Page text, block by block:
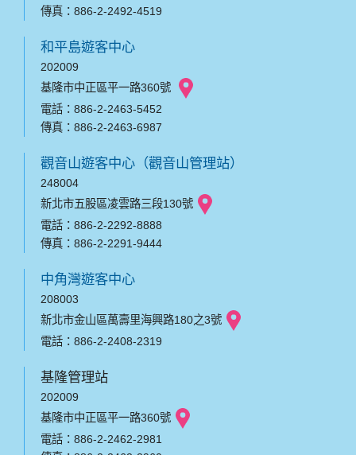
傳真：886-2-2492-4519
和平島遊客中心
202009
基隆市中正區平一路360號
電話：886-2-2463-5452
傳真：886-2-2463-6987
觀音山遊客中心（觀音山管理站）
248004
新北市五股區凌雲路三段130號
電話：886-2-2292-8888
傳真：886-2-2291-9444
中角灣遊客中心
208003
新北市金山區萬壽里海興路180之3號
電話：886-2-2408-2319
基隆管理站
202009
基隆市中正區平一路360號
電話：886-2-2462-2981